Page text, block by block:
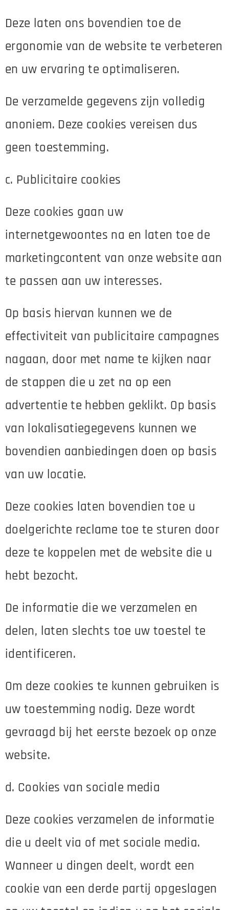
Deze laten ons bovendien toe de
ergonomie van de website te verbeteren
en uw ervaring te optimaliseren.
De verzamelde gegevens zijn volledig
anoniem. Deze cookies vereisen dus
geen toestemming.
c. Publicitaire cookies
Deze cookies gaan uw
internetgewoontes na en laten toe de
marketingcontent van onze website aan
te passen aan uw interesses.
Op basis hiervan kunnen we de
effectiviteit van publicitaire campagnes
nagaan, door met name te kijken naar
de stappen die u zet na op een
advertentie te hebben geklikt. Op basis
van lokalisatiegegevens kunnen we
bovendien aanbiedingen doen op basis
van uw locatie.
Deze cookies laten bovendien toe u
doelgerichte reclame toe te sturen door
deze te koppelen met de website die u
hebt bezocht.
De informatie die we verzamelen en
delen, laten slechts toe uw toestel te
identificeren.
Om deze cookies te kunnen gebruiken is
uw toestemming nodig. Deze wordt
gevraagd bij het eerste bezoek op onze
website.
d. Cookies van sociale media
Deze cookies verzamelen de informatie
die u deelt via of met sociale media.
Wanneer u dingen deelt, wordt een
cookie van een derde partij opgeslagen